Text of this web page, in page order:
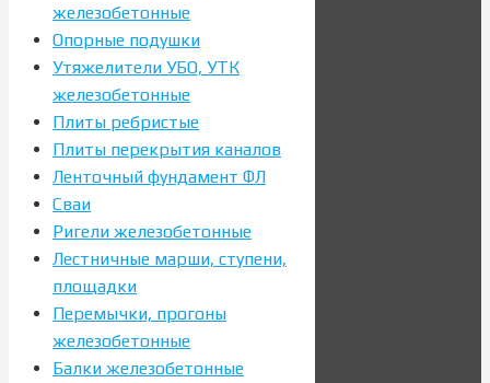
железобетонные
Опорные подушки
Утяжелители УБО, УТК
железобетонные
Плиты ребристые
Плиты перекрытия каналов
Ленточный фундамент ФЛ
Сваи
Ригели железобетонные
Лестничные марши, ступени,
площадки
Перемычки, прогоны
железобетонные
Балки железобетонные